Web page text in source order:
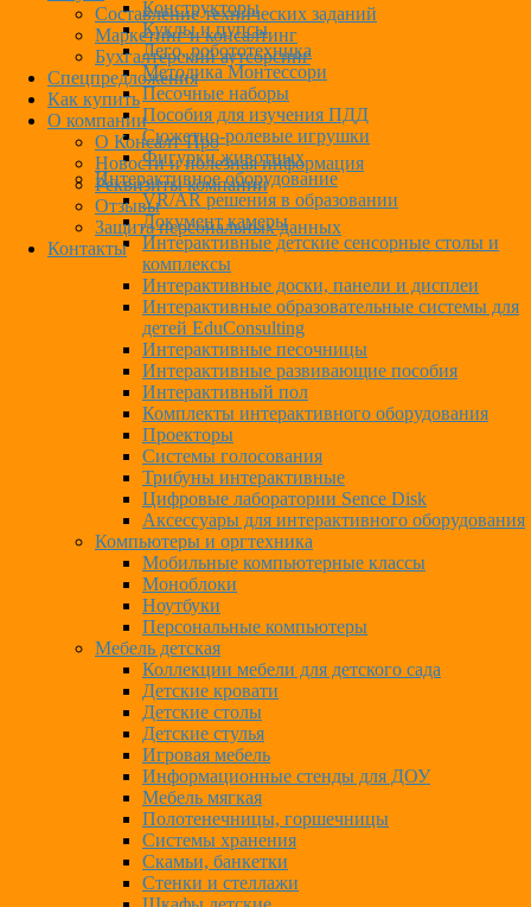
Составление технических заданий
Маркетинг и консалтинг
Бухгалтерский аутсорсинг
Спецпредложения
Как купить
О компании
О Консалт-Про
Новости и полезная информация
Реквизиты компании
Отзывы
Защита персональных данных
Контакты
Конструкторы
Куклы и пупсы
Лего, робототехника
Методика Монтессори
Песочные наборы
Пособия для изучения ПДД
Сюжетно-ролевые игрушки
Фигурки животных
Интерактивное оборудование
VR/AR решения в образовании
Документ камеры
Интерактивные детские сенсорные столы и
комплексы
Интерактивные доски, панели и дисплеи
Интерактивные образовательные системы для
детей EduConsulting
Интерактивные песочницы
Интерактивные развивающие пособия
Интерактивный пол
Комплекты интерактивного оборудования
Проекторы
Системы голосования
Трибуны интерактивные
Цифровые лаборатории Sence Disk
Аксессуары для интерактивного оборудования
Компьютеры и оргтехника
Мобильные компьютерные классы
Моноблоки
Ноутбуки
Персональные компьютеры
Мебель детская
Коллекции мебели для детского сада
Детские кровати
Детские столы
Детские стулья
Игровая мебель
Информационные стенды для ДОУ
Мебель мягкая
Полотенечницы, горшечницы
Системы хранения
Скамьи, банкетки
Стенки и стеллажи